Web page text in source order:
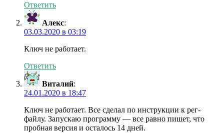
Ответить
Алекс:
03.03.2020 в 03:19
Ключ не работает.
Ответить
Виталий:
24.01.2020 в 18:47
Ключ не работает. Все сделал по инструкции к рег-
файлу. Запускаю программу — все равно пишет, что
пробная версия и осталось 14 дней.